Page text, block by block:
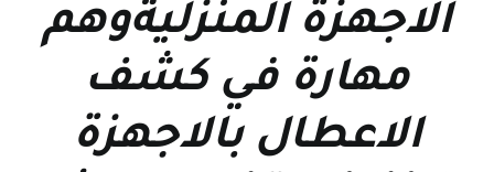
الاجهزة المنزليةوهم
مهارة في كشف
الاعطال بالاجهزة